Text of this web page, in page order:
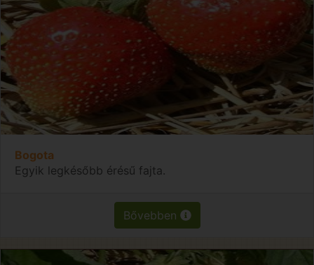
Bogota
Egyik legkésőbb érésű fajta.
Bővebben